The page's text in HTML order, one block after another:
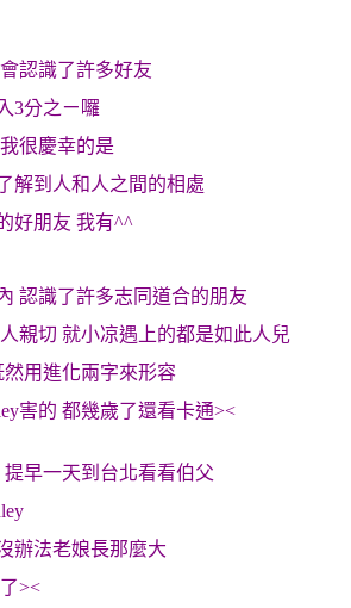
認識了許多好友
3分之ㄧ囉
很慶幸的是
解到人和人之間的相處
好朋友 我有^^
認識了許多志同道合的朋友
親切 就小凉遇上的都是如此人兒
用進化兩字來形容
害的 都幾歲了還看卡通><
早一天到台北看看伯父
辦法老娘長那麼大
><